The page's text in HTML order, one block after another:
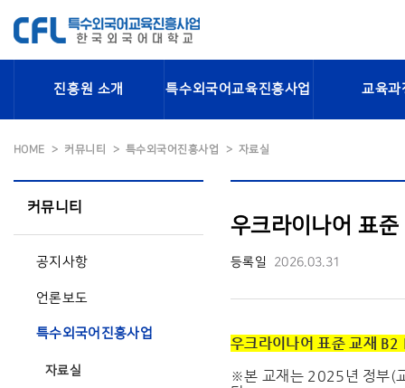
진흥원 소개 특수외국어교육진흥사업 교육과
HOME 커뮤니티 특수외국어진흥사업 자료실
커뮤니티
공지사항
언론보도
특수외국어진흥사업
자료실
우크라이나어 표
등록일 2026.03.31
우크라이나어 표준 교재 B2
※본 교재는 2025년 정부(